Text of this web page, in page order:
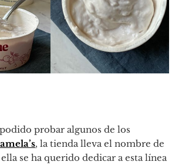
probar algunos de los
, la tienda lleva el nombre de
se ha querido dedicar a esta línea